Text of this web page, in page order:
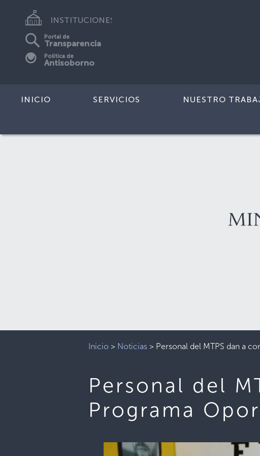
INSTITUCIONES
Portal de
Transparencia
Política de
Antisoborno
INICIO SERVICIOS NUESTRO
Inicio > Noticias > Personal del MTPS dan a
Personal del
Programa